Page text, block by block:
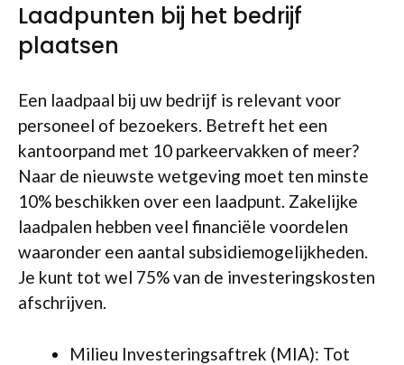
Laadpunten bij het bedrijf
plaatsen
Een laadpaal bij uw bedrijf is relevant voor
personeel of bezoekers. Betreft het een
kantoorpand met 10 parkeervakken of meer?
Naar de nieuwste wetgeving moet ten minste
10% beschikken over een laadpunt. Zakelijke
laadpalen hebben veel financiële voordelen
waaronder een aantal subsidiemogelijkheden.
Je kunt tot wel 75% van de investeringskosten
afschrijven.
Milieu Investeringsaftrek (MIA): Tot